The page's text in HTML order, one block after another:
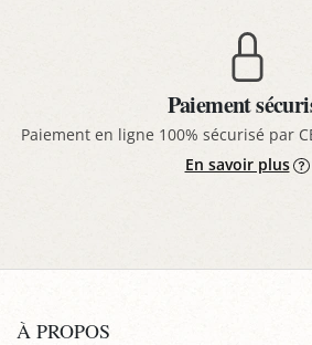
Paiement
Paiement en ligne 100% sécurisé par
En savoir plus
À PROPOS